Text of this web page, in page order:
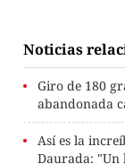
Noticias
Giro de 180
abandonada
Así es la
Daurada: "Un